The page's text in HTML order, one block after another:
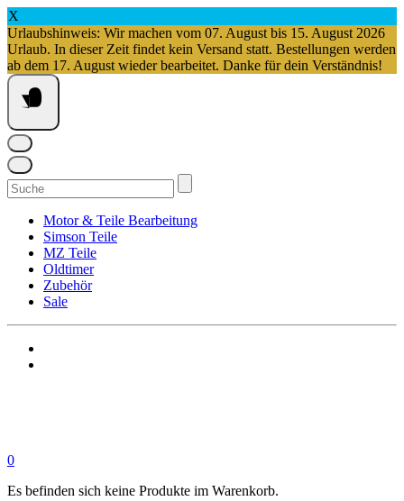
X
Urlaubshinweis: Wir machen vom 07. August bis 15. August 2026
Urlaub. In dieser Zeit findet kein Versand statt. Bestellungen werden
ab dem 17. August wieder bearbeitet. Danke für dein Verständnis!
Springe
zum
Inhalt
Suchen
nach:
Motor & Teile Bearbeitung
Simson Teile
MZ Teile
Oldtimer
Zubehör
Sale
0
Es befinden sich keine Produkte im Warenkorb.